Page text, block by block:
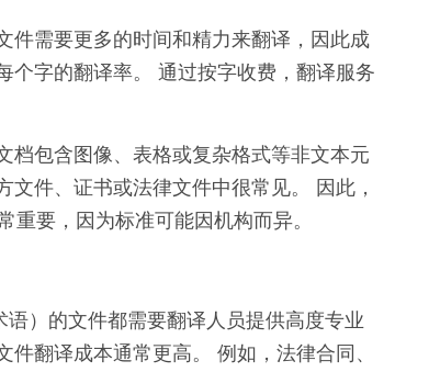
件需要更多的时间和精力来翻译，因此成
个字的翻译率。 通过按字收费，翻译服务
档包含图像、表格或复杂格式等非文本元
件、证书或法律文件中很常见。 因此，
要，因为标准可能因机构而异。
）的文件都需要翻译人员提供高度专业
翻译成本通常更高。 例如，法律合同、